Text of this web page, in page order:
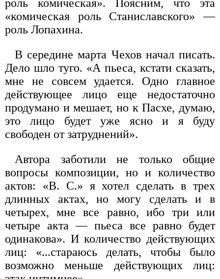
роль комическая». Поясним, что эта
«комическая роль Станиславского» —
роль Лопахина.
В середине марта Чехов начал писать.
Дело шло туго. «А пьеса, кстати сказать,
мне не совсем удается. Одно главное
действующее лицо еще недостаточно
продумано и мешает, но к Пасхе, думаю,
это лицо будет уже ясно и я буду
свободен от затруднений».
Автора заботили не только общие
вопросы композиции, но и количество
актов: «В. С.» я хотел сделать в трех
длинных актах, но могу сделать и в
четырех, мне все равно, ибо три или
четыре акта — пьеса все равно будет
одинакова». И количество действующих
лиц: «...стараюсь делать, чтобы было
возможно меньше действующих лиц: